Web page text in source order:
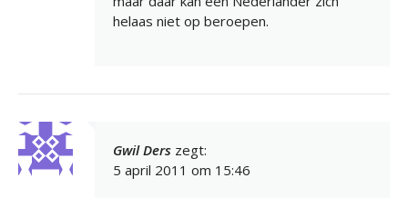
helaas niet op beroepen.
Gwil Ders zegt:
5 april 2011 om 15:46